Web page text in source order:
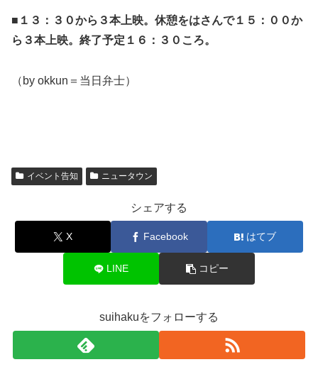
■１３：３０から３本上映。休憩をはさんで１５：００か
ら３本上映。終了予定１６：３０ころ。
（by okkun＝当日弁士）
イベント告知 ニュータウン
シェアする
X Facebook はてブ
LINE コピー
suihakuをフォローする